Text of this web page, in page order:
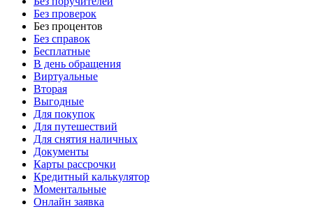
Без проверок
Без процентов
Без справок
Бесплатные
В день обращения
Виртуальные
Вторая
Выгодные
Для покупок
Для путешествий
Для снятия наличных
Документы
Карты рассрочки
Кредитный калькулятор
Моментальные
Онлайн заявка